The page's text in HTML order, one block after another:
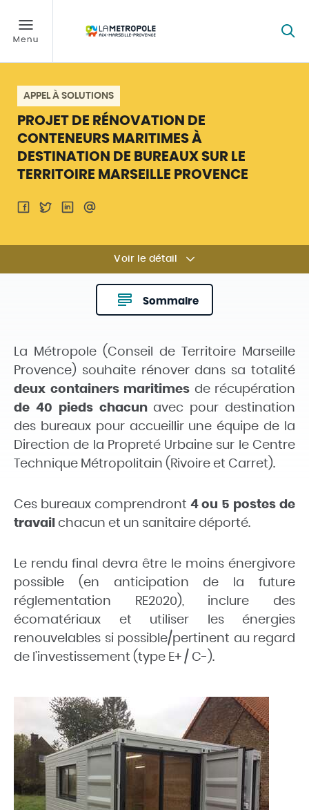
APPEL À SOLUTIONS
PROJET DE RÉNOVATION DE
CONTENEURS MARITIMES À
DESTINATION DE BUREAUX SUR LE
TERRITOIRE MARSEILLE PROVENCE
Voir le détail
Sommaire
La Métropole (Conseil de Territoire Marseille
Provence) souhaite rénover dans sa totalité
deux containers maritimes de récupération
de 40 pieds chacunavec pour destination
des bureaux pour accueillir une équipe de la
Direction de la Propreté Urbaine sur le Centre
Technique Métropolitain (Rivoire et Carret).
Ces bureaux comprendront 4 ou 5 postes de
travail chacun et un sanitaire déporté.
Le rendu final devra être le moins énergivore
possible (en anticipation de la future
réglementation RE2020), inclure des
écomatériaux et utiliser les énergies
renouvelables si possible/pertinent au regard
de l’investissement (type E+ / C-).